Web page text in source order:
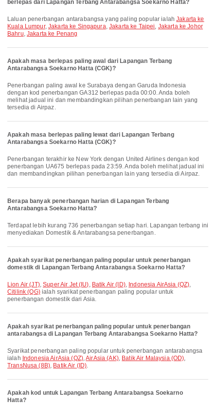
berlepas dari Lapangan Terbang Antarabangsa Soekarno Hatta?
Laluan penerbangan antarabangsa yang paling popular ialahJakarta ke
Kuala Lumpur, Jakarta ke Singapura,Jakarta ke Taipei, Jakarta ke Johor
Bahru, Jakarta ke Penang
Apakah masa berlepas paling awal dari Lapangan Terbang
Antarabangsa Soekarno Hatta (CGK)?
Penerbangan paling awal ke Surabaya dengan Garuda Indonesia
dengan kod penerbangan GA312 berlepas pada 00:00. Anda boleh
melihat jadual ini dan membandingkan pilihan penerbangan lain yang
tersedia di Airpaz.
Apakah masa berlepas paling lewat dari Lapangan Terbang
Antarabangsa Soekarno Hatta (CGK)?
Penerbangan terakhir ke New York dengan United Airlines dengan kod
penerbangan UA675 berlepas pada 23:59. Anda boleh melihat jadual ini
dan membandingkan pilihan penerbangan lain yang tersedia di Airpaz.
Berapa banyak penerbangan harian di Lapangan Terbang
Antarabangsa Soekarno Hatta?
Terdapat lebih kurang 736 penerbangan setiap hari. Lapangan terbang ini
menyediakan Domestik & Antarabangsa penerbangan.
Apakah syarikat penerbangan paling popular untuk penerbangan
domestik di Lapangan Terbang Antarabangsa Soekarno Hatta?
Lion Air (JT),Super Air Jet (IU), Batik Air (ID), Indonesia AirAsia (QZ),
Citilink (QG)ialah syarikat penerbangan paling popular untuk
penerbangan domestik dari Asia.
Apakah syarikat penerbangan paling popular untuk penerbangan
antarabangsa di Lapangan Terbang Antarabangsa Soekarno Hatta?
Syarikat penerbangan paling popular untuk penerbangan antarabangsa
ialah Indonesia AirAsia (QZ),AirAsia (AK), Batik Air Malaysia (OD),
TransNusa (8B), Batik Air (ID).
Apakah kod untuk Lapangan Terbang Antarabangsa Soekarno
Hatta?